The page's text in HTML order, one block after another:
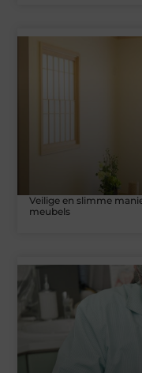
Veilige en slimme
meubels